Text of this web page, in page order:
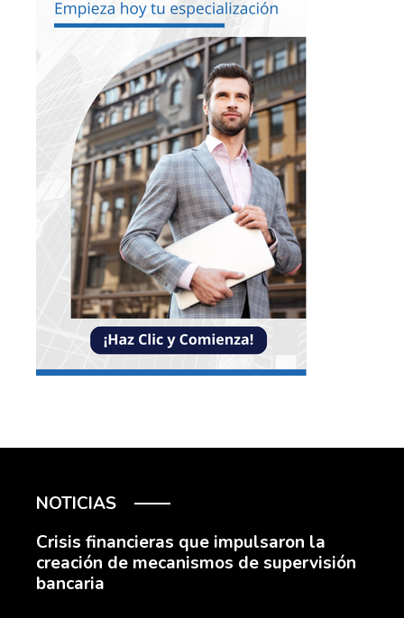
NOTICIAS
Crisis financieras que impulsaron la
creación de mecanismos de supervisión
bancaria